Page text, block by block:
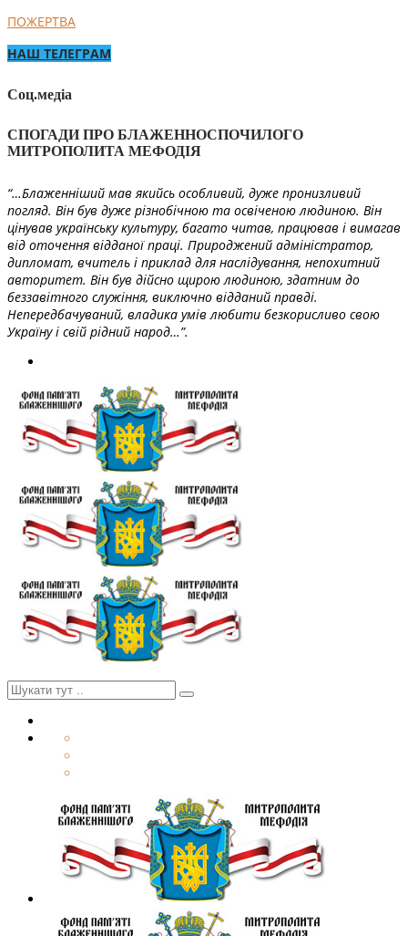
ПОЖЕРТВА
НАШ ТЕЛЕГРАМ
Соц.медіа
СПОГАДИ ПРО БЛАЖЕННОСПОЧИЛОГО
МИТРОПОЛИТА МЕФОДІЯ
“…Блаженніший мав якийсь особливий, дуже пронизливий
погляд. Він був дуже різнобічною та освіченою людиною. Він
цінував українську культуру, багато читав, працював і вимагав
від оточення відданої праці. Природжений адміністратор,
дипломат, вчитель і приклад для наслідування, непохитний
авторитет. Він був дійсно щирою людиною, здатним до
беззавітного служіння, виключно відданий правді.
Непередбачуваний, владика умів любити безкорисливо свою
Україну і свій рідний народ…”.